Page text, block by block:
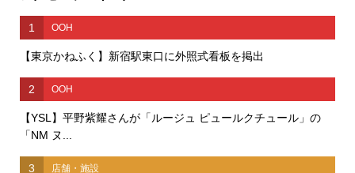
1 OOH
【東京かねふく】新宿駅東口に外照式看板を掲出
2 OOH
【YSL】平野紫耀さんが「ルージュ ピュールクチュール」の
「NM ヌ...
3 店舗・施設